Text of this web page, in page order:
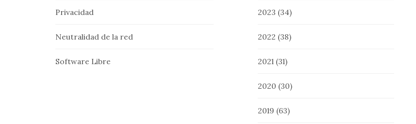
Privacidad
Neutralidad de la red
Software Libre
2023 (34)
2022 (38)
2021 (31)
2020 (30)
2019 (63)